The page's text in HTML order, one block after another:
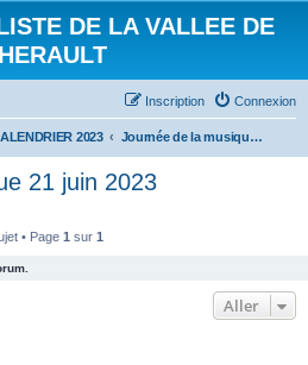
DE LA VALLEE DE
Connexion
Inscription
2023 Journée de la musique 21 juin 2023
21 juin 2023
• Page 1 sur 1
Aller